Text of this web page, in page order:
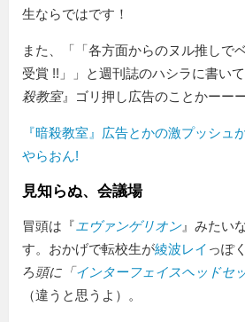
生ならではです！
また、「
各方面からのヌル推しで
受賞 !!
」と週刊誌のハシラに書い
殺教室』ゴリ押し広告のことかーー
『暗殺教室』広告とかの激プッシュ
やらおん!
見知らぬ、会議場
冒頭は『エヴァンゲリオン』みたい
す。おかげで転校生が綾波レイ っぽ
ろ頭に「インターフェイスヘッドセ
（違うと思うよ）。